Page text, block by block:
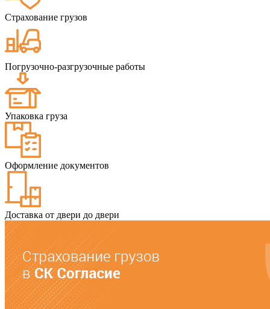
Страхование грузов
Погрузочно-разгрузочные работы
Упаковка груза
Оформление документов
Доставка от двери до двери